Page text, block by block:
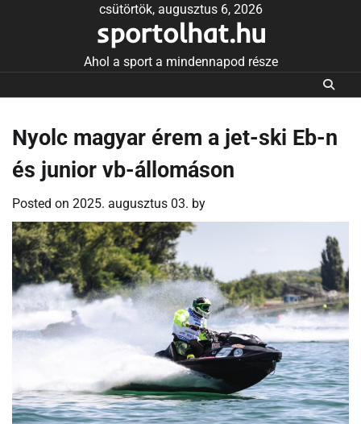
csütörtök, augusztus 6, 2026
sportolhat.hu
Ahol a sport a mindennapod része
Nyolc magyar érem a jet-ski Eb-n
és junior vb-állomáson
Posted on 2025. augusztus 03. by